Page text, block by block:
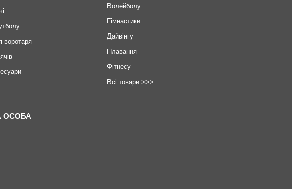
воротаря
Волейболу
Гімнастики
Дайвінгу
Плавання
Фітнесу
Всі товари >>>